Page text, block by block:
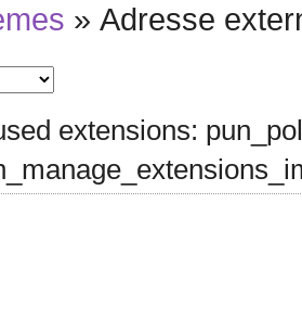
»Adresse
extensions: